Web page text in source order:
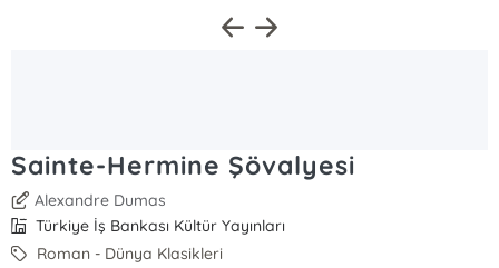
Sainte-Hermine Şövalyesi
Alexandre Dumas
Türkiye İş Bankası Kültür Yayınları
Roman - Dünya Klasikleri